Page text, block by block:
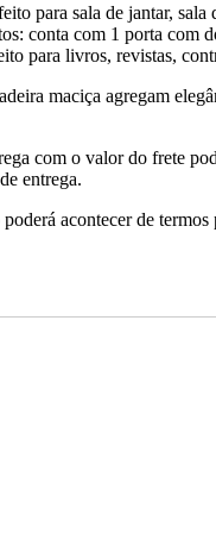
para sala de jantar, sala
conta com 1 porta com
para livros, revistas,
maciça agregam
com o valor do frete
entrega.
acontecer de